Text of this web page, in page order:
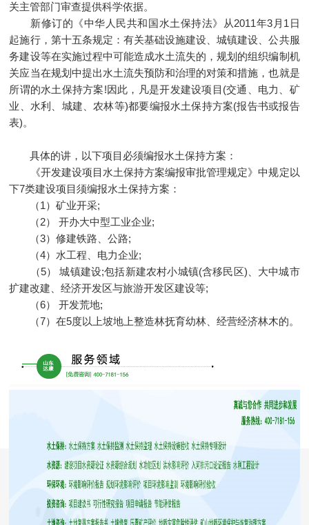
关主管部门审查提供科学依据。
新修订的《中华人民共和国水土保持法》从2011年3月1日
起施行，第十五条规定：有关基础设施建设、城镇建设、公共服
务建设等在实施过程中可能造成水土流失的，规划的组织编制机
关应当在规划中提出水土流失预防和治理的对策和措施，也就是
所谓的水土保持方案!因此，凡是开发建设项目(交通、电力、矿
业、水利、城建、农林等)都要编报水土保持方案(报告书或报告
表)。
具体的讲，以下项目必须编报水土保持方案：
《开发建设项目水土保持方案编报审批管理规定》中规定以
下7类建设项目须编报水土保持方案：
（1）矿业开采;
（2） 开办大中型工业企业;
（3）修建铁路、公路;
（4）水工程、电力企业;
（5） 城镇建设;包括新建农村小城镇(含移民区)、大中城市
扩建改建、经济开发区与旅游开发区建设等;
（6） 开发荒地;
（7）在5度以上坡地上整造林抚育幼林、经营经济林木的。